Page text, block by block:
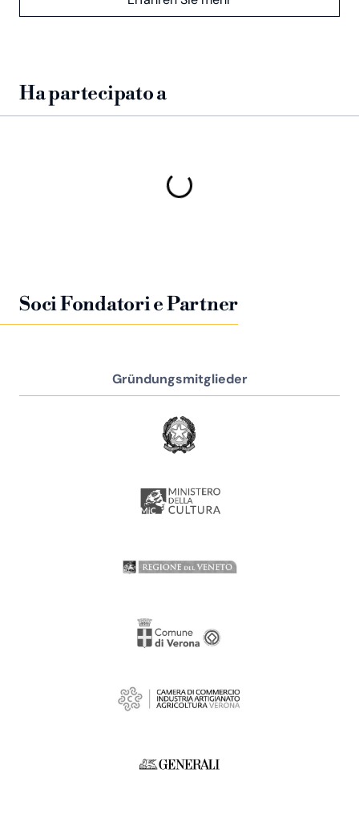
Ha partecipato a
Soci Fondatori e Partner
Gründungsmitglieder